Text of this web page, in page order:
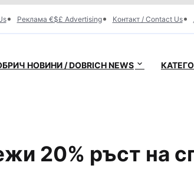
Реклама €$£ Advertising Контакт / Contact Us
НОВИНИ / DOBRICH NEWS
20% ръст на